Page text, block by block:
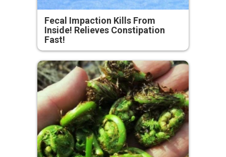
Fecal Impaction Kills From
Inside! Relieves Constipation
Fast!